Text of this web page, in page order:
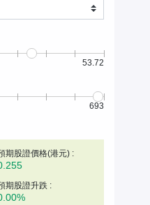
53.72
693
期股證價格(港元) :
期股證升跌 :